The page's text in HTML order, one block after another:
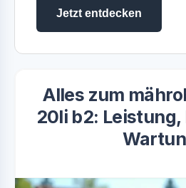
Jetzt entdecken
Alles zum
20li b2: